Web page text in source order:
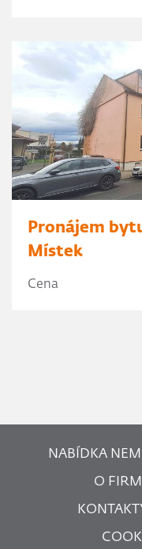
Pronájem
Místek
Cena
NABÍDKA
O